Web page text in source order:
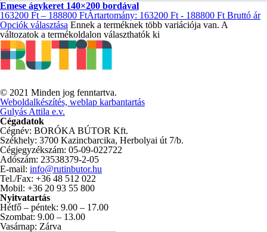
Emese ágykeret 140×200 bordával
163200 Ft – 188800 FtÁrtartomány: 163200 Ft - 188800 Ft Bruttó ár
Opciók választása Ennek a terméknek több variációja van. A
változatok a termékoldalon választhatók ki
© 2021 Minden jog fenntartva.
Weboldalkészítés, weblap karbantartás
Gulyás Attila e.v.
Cégadatok
Cégnév: BORÓKA BÚTOR Kft.
Székhely: 3700 Kazincbarcika, Herbolyai út 7/b.
Cégjegyzékszám: 05-09-022722
Adószám: 23538379-2-05
E-mail: info@rutinbutor.hu
Tel./Fax: +36 48 512 022
Mobil: +36 20 93 55 800
Nyitvatartás
Hétfő – péntek: 9.00 – 17.00
Szombat: 9.00 – 13.00
Vasárnap: Zárva